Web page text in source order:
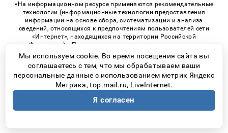
«На информационном ресурсе применяются рекомендательные
технологии (информационные технологии предоставления
информации на основе сбора, систематизации и анализа
сведений, относящихся к предпочтениям пользователей сети
«Интернет», находящихся на территории Российской
Федерации)». Правила применения рекомендательных
технологий в виджетах рекламно-обменной сети
«СМИ2» (PDF)
© 2026 «ProGorodSamara» | Все права защищены
Возрастная категория сайта 16+
Политика конфиденциальности
Мы используем cookie. Во время посещения сайта вы
соглашаетесь с тем, что мы обрабатываем ваши
персональные данные с использованием метрик Яндекс
Метрика, top.mail.ru, LiveInternet.
Я согласен